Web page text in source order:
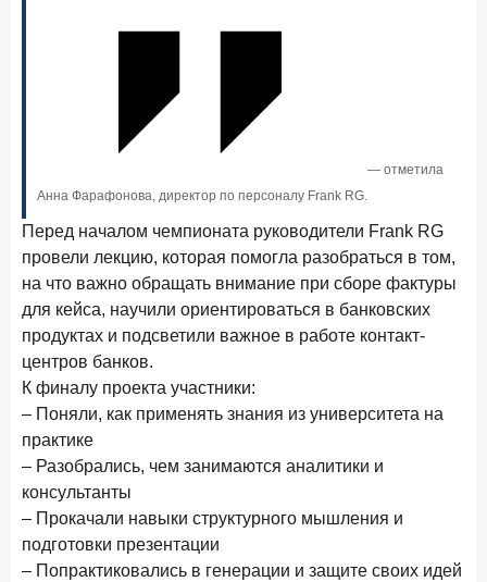
Я согласен с условиями обработки данных
По итогам мая 2026 года объем выдач кредитов
4 июня 2026 года ИССЛЕДОВАНИЕ
Синергия интеллектов: будущее контакт-центров в
партнерстве человека и технологий
1 июня 2026 года
В борьбе за сбережения россиян банки учатся
понимать контекст
Доверие становится главным фактором на рынке
25 мая 2026 года ИССЛЕДОВАНИЕ
Ипотека в России: итоги апреля 2026 года в цифрах
— отметила
Анна Фарафонова, директор по персоналу Frank RG.
Перед началом чемпионата руководители Frank RG
провели лекцию, которая помогла разобраться в том,
на что важно обращать внимание при сборе фактуры
для кейса, научили ориентироваться в банковских
продуктах и подсветили важное в работе контакт-
центров банков.
К финалу проекта участники:
– Поняли, как применять знания из университета на
практике
– Разобрались, чем занимаются аналитики и
консультанты
– Прокачали навыки структурного мышления и
подготовки презентации
– Попрактиковались в генерации и защите своих идей